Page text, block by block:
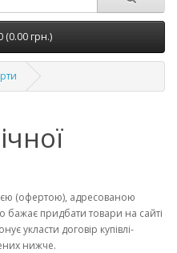
(0.00 грн.)
(офертою), адресованою
бажає придбати товари на сайті
укласти договір купівлі-
нижче.